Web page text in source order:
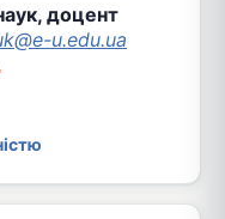
доцент
u.edu.ua